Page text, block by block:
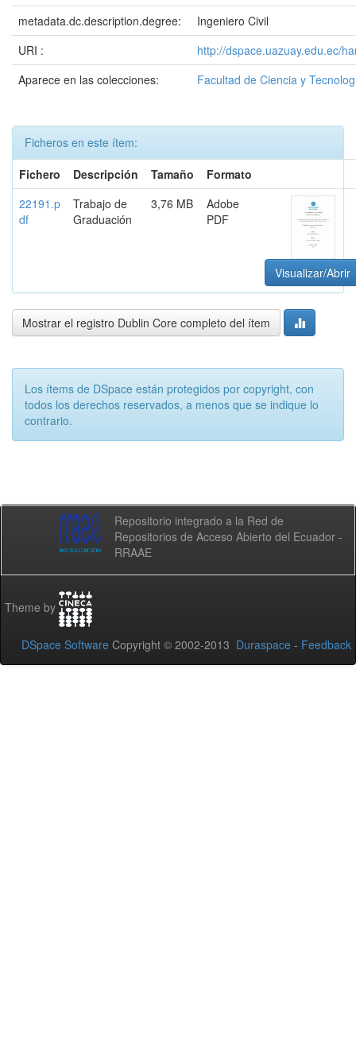
metadata.dc.description.degree:
Ingeniero Civil
URI :
http://dspace.uazuay.edu.ec/
Aparece en las colecciones:
Facultad de Ciencia y
Ficheros en este ítem:
Fichero
Descripción Tamaño
Formato
22191.p
df
Trabajo de
Graduación
3,76 MB
Adobe
PDF
Visualizar/Abrir
Mostrar el registro Dublin Core completo del ítem
Los ítems de DSpace están protegidos por copyright, con
todos los derechos reservados, a menos que se indique lo
contrario.
Repositorio integrado a la Red de
Repositorios de Acceso Abierto del Ecuador -
RRAAE
Theme by
DSpace Software Copyright © 2002-2013 Duraspace - Feedback